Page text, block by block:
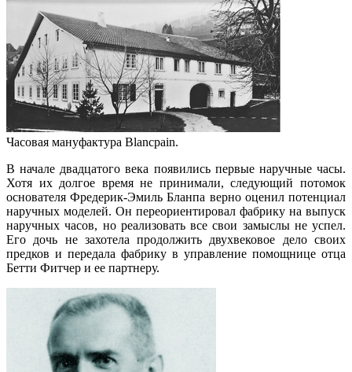
Часовая мануфактура Blancpain.
В начале двадцатого века появились первые наручные часы.
Хотя их долгое время не принимали, следующий потомок
основателя Фредерик-Эмиль Бланпа верно оценил потенциал
наручных моделей. Он переориентировал фабрику на выпуск
наручных часов, но реализовать все свои замыслы не успел.
Его дочь не захотела продолжить двухвековое дело своих
предков и передала фабрику в управление помощнице отца
Бетти Фитчер и ее партнеру.